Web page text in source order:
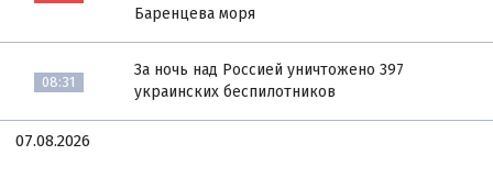
Баренцева моря
08:31
За ночь над Россией уничтожено 397
украинских беспилотников
07.08.2026